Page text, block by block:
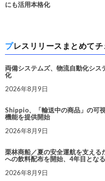
にも活用本格化
プレスリリースまとめて
両備システムズ、物流自動化シ
化
2026年8月9日
Shippio、「輸送中の商品」の可
機能を提供開始
2026年8月9日
栗林商船／夏の安全運航を支える
への飲料配布を開始、4年目とな
2026年8月9日